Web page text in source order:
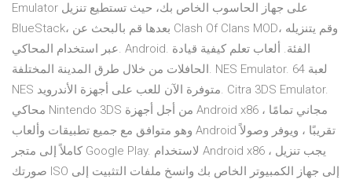
Emulator على جهاز الحاسوب الخاص بك، حيث تستطيع تنزيل
BlueStack، بعدها قم بالبحث عن Clash Of Clans MOD، وقم يتنزيله
عبر استخدام المحاكي. Android. الفئة. ألعاب تعلم كيفية قيادة
الحافلات من خلال طرق المدينة المختلفة. NES Emulator. 64 لعبة
NES متوفرة الآن للعب على أجهزة الأندرويد. Citra 3DS Emulator.
محاكي Nintendo 3DS من أجل أجهزة Android x86 مجاني تمامًا ،
وهو متوافق مع جميع تطبيقات وألعاب Android تقريبًا ، ويوفر وصولاً
كاملاً إلى متجر Google Play. لاستخدام Android x86 ، يجب تنزيل
صورتك ISO إلى جهاز الكمبيوتر الخاص بك وانسخ ملفات التثبيت إلى